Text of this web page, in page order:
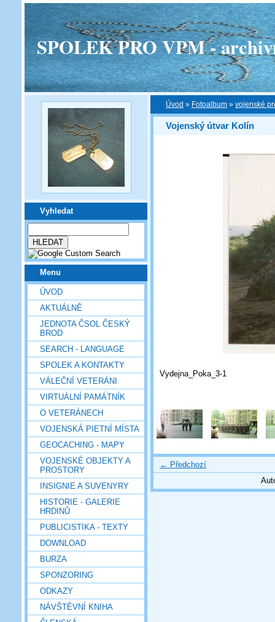
SPOLEK PRO VPM -
Vyhledat
Menu
ÚVOD
AKTUÁLNĚ
JEDNOTA ČSOL ČESKÝ
BROD
SEARCH - LANGUAGE
SPOLEK A KONTAKTY
VÁLEČNÍ VETERÁNI
VIRTUÁLNÍ PAMÁTNÍK
O VETERÁNECH
VOJENSKÁ PIETNÍ MÍSTA
GEOCACHING - MAPY
VOJENSKÉ OBJEKTY A
PROSTORY
INSIGNIE A SUVENYRY
HISTORIE - GALERIE
HRDINŮ
PUBLICISTIKA - TEXTY
DOWNLOAD
BURZA
SPONZORING
ODKAZY
NÁVŠTĚVNÍ KNIHA
Úvod » Fotoalbum » vojenské
Vojenský útvar Kolín
Vydejna_Poka_3-1
← Předchozí